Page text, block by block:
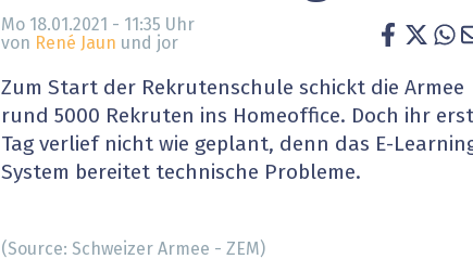
» alle News Gesundheit wird digital
Blockchain
EU-DSGVO
XaaS, Managed Services &
Mo 18.01.2021 - 11:35 Uhr
von René Jaun und jor
Zum Start der Rekrutenschule schickt die Armee
rund 5000 Rekruten ins Homeoffice. Doch ihr
Tag verlief nicht wie geplant, denn das E-
System bereitet technische Probleme.
(Source: Schweizer Armee - ZEM)